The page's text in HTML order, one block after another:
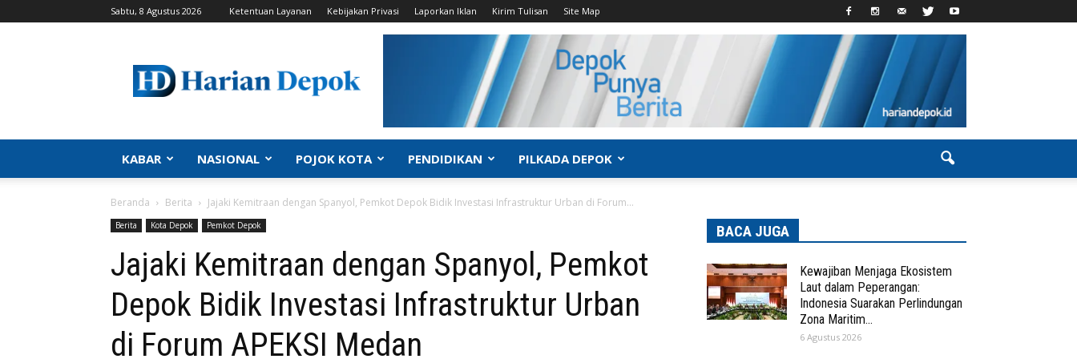
Sabtu, 8 Agustus 2026 Ketentuan Layanan Kebijakan Privasi Laporkan Iklan Kirim Tulisan Site Map
Depok
|
Kabar
Depok,
Info
Depok,
Portal
Depok
KABAR NASIONAL POJOK KOTA PENDIDIKAN PILKADA DEPOK
Beranda Berita Jajaki Kemitraan dengan Spanyol, Pemkot Depok Bidik Investasi Infrastruktur Urban di Forum...
Berita Kota Depok Pemkot Depok
Jajaki Kemitraan dengan Spanyol, Pemkot
Depok Bidik Investasi Infrastruktur Urban
di Forum APEKSI Medan
BACA JUGA
Kewajiban Menjaga Ekosistem
Laut dalam Peperangan:
Indonesia Suarakan Perlindungan
Zona Maritim...
6 Agustus 2026